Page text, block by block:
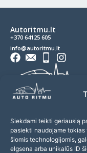
Siekdami teikti geriausią
pasiekti naudojame
šiomis technologijomis,
elgsena arba unikalūs ID
Autoritmu.lt
+370 64125 605
info@autoritmu.lt
Prenumerata
Prenumeruokite